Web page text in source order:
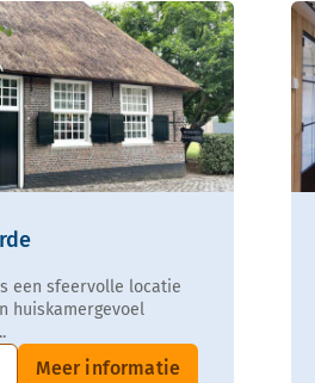
een sfeervolle locatie
huiskamergevoel
Meer informatie